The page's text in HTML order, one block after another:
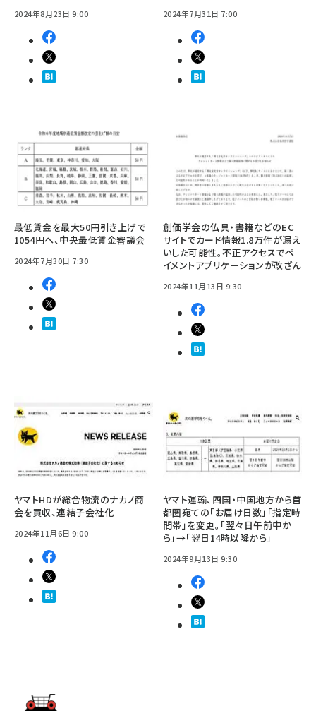
2024年8月23日 9:00 2024年7月31日 7:00
最低賃金を最大50円引き上げで
1054円へ、中央最低賃金審議会
2024年7月30日 7:30
創価学会の仏具・書籍などのEC
サイトでカード情報1.8万件が漏え
いした可能性。不正アクセスでペ
イメントアプリケーションが改ざん
2024年11月13日 9:30
ヤマトHDが総合物流のナカノ商
会を買収、連結子会社化
2024年11月6日 9:00
ヤマト運輸、四国・中国地方から首
都圏宛ての「お届け日数」「指定時
間帯」を変更。「翌々日午前中か
ら」→「翌日14時以降から」
2024年9月13日 9:30